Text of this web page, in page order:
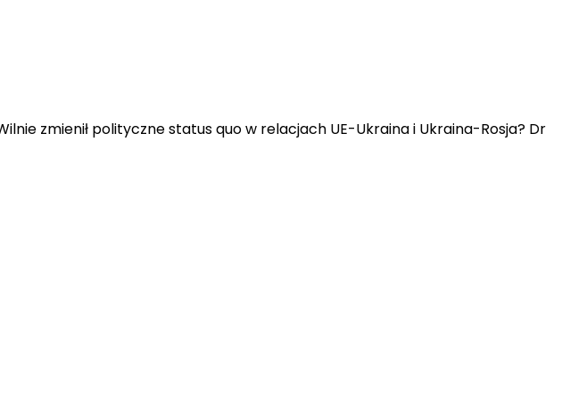
zmienił polityczne status quo w relacjach UE-Ukraina i Ukraina-Rosja? Dr